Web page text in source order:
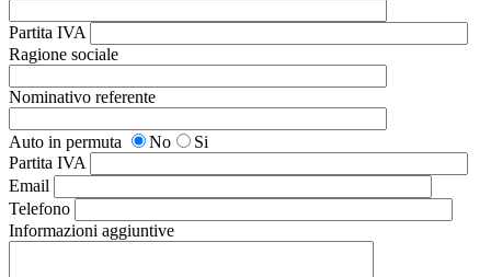
Partita IVA
Ragione sociale
Nominativo referente
Auto in permuta No
Si
Partita IVA
Email
Telefono
Informazioni aggiuntive